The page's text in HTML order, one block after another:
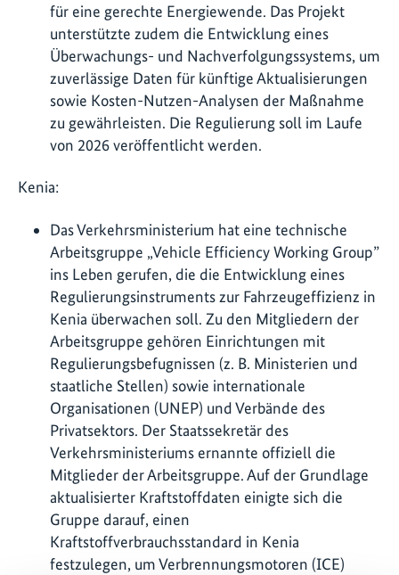
für eine gerechte Energiewende. Das Projekt
unterstützte zudem die Entwicklung eines
Überwachungs- und Nachverfolgungssystems, um
zuverlässige Daten für künftige Aktualisierungen
sowie Kosten-Nutzen-Analysen der Maßnahme
zu gewährleisten. Die Regulierung soll im Laufe
von 2026 veröffentlicht werden.
Kenia:
Das Verkehrsministerium hat eine technische
Arbeitsgruppe „Vehicle Efficiency Working Group”
ins Leben gerufen, die die Entwicklung eines
Regulierungsinstruments zur Fahrzeugeffizienz in
Kenia überwachen soll. Zu den Mitgliedern der
Arbeitsgruppe gehören Einrichtungen mit
Regulierungsbefugnissen (z. B. Ministerien und
staatliche Stellen) sowie internationale
Organisationen (UNEP) und Verbände des
Privatsektors. Der Staatssekretär des
Verkehrsministeriums ernannte offiziell die
Mitglieder der Arbeitsgruppe. Auf der Grundlage
aktualisierter Kraftstoffdaten einigte sich die
Gruppe darauf, einen
Kraftstoffverbrauchsstandard in Kenia
festzulegen, um Verbrennungsmotoren (ICE)